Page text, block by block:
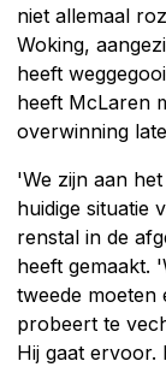
niet allemaal
Woking,
heeft
heeft McLaren
overwinning
'We zijn aan
huidige situatie
renstal in de
heeft gemaakt.
tweede moeten
probeert te
Hij gaat ervoor.